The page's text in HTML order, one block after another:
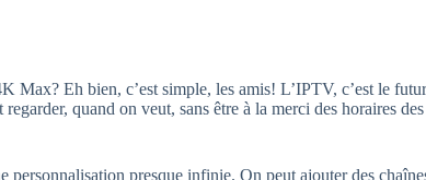
Eh bien, c’est simple, les amis! L’IPTV, c’est le
quand on veut, sans être à la merci des horaires
presque infinie. On peut ajouter des